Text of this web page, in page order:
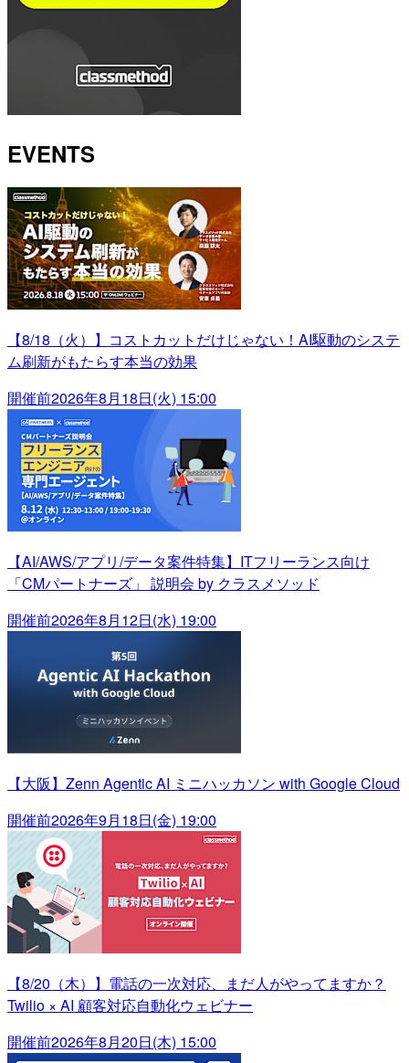
EVENTS
【8/18（火）】コストカットだけじゃない！AI駆動のシステ
ム刷新がもたらす本当の効果
開催前2026年8月18日(火) 15:00
【AI/AWS/アプリ/データ案件特集】ITフリーランス向け
「CMパートナーズ」 説明会 by クラスメソッド
開催前2026年8月12日(水) 19:00
【大阪】Zenn Agentic AI ミニハッカソン with Google Cloud
開催前2026年9月18日(金) 19:00
【8/20（木）】電話の一次対応、まだ人がやってますか？
Twilio × AI 顧客対応自動化ウェビナー
開催前2026年8月20日(木) 15:00